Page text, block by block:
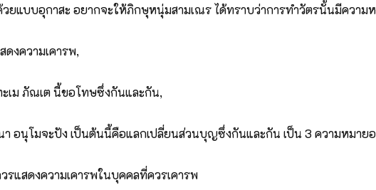
ยแบบอุกาสะ อยากจะให้ภิกษุหนุ่มสามเณร ได้ทราบว่าการทำวัตรนั้นมีความห
งความเคารพ,
เม ภัณเต นี้ขอโทษซึ่งกันและกัน,
อนุโมจะปัง เป็นต้นนี้คือแลกเปลี่ยนส่วนบุญซึ่งกันและกัน เป็น 3 ความหมาย
รแสดงความเคารพในบุคคลที่ควรเคารพ